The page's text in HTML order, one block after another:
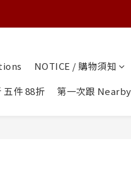
NOTICE / 購物須知
件 88折
第一次跟